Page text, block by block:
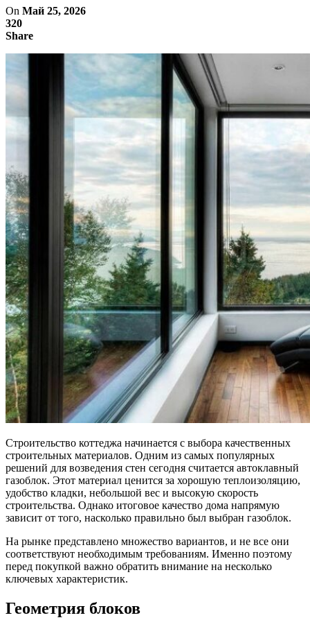
On Май 25, 2026
320
Share
Строительство коттеджа начинается с выбора качественных
строительных материалов. Одним из самых популярных
решений для возведения стен сегодня считается автоклавный
газоблок. Этот материал ценится за хорошую теплоизоляцию,
удобство кладки, небольшой вес и высокую скорость
строительства. Однако итоговое качество дома напрямую
зависит от того, насколько правильно был выбран газоблок.
На рынке представлено множество вариантов, и не все они
соответствуют необходимым требованиям. Именно поэтому
перед покупкой важно обратить внимание на несколько
ключевых характеристик.
Геометрия блоков